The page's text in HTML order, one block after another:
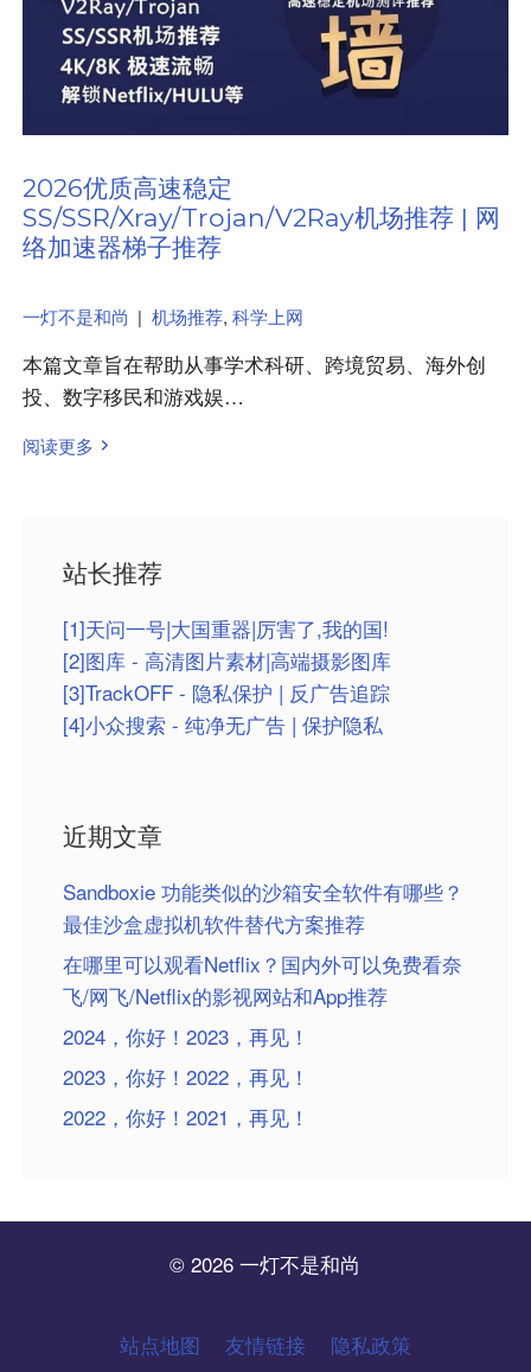
2026优质高速稳定
SS/SSR/Xray/Trojan/V2Ray机场推荐 | 网
络加速器梯子推荐
一灯不是和尚 | 机场推荐, 科学上网
本篇文章旨在帮助从事学术科研、跨境贸易、海外创
投、数字移民和游戏娱…
阅读更多
站长推荐
[1]天问一号|大国重器|厉害了,我的国!
[2]图库 - 高清图片素材|高端摄影图库
[3]TrackOFF - 隐私保护 | 反广告追踪
[4]小众搜索 - 纯净无广告 | 保护隐私
近期文章
Sandboxie 功能类似的沙箱安全软件有哪些？
最佳沙盒虚拟机软件替代方案推荐
在哪里可以观看Netflix？国内外可以免费看奈
飞/网飞/Netflix的影视网站和App推荐
2024，你好！2023，再见！
2023，你好！2022，再见！
2022，你好！2021，再见！
© 2026 一灯不是和尚
站点地图 友情链接 隐私政策